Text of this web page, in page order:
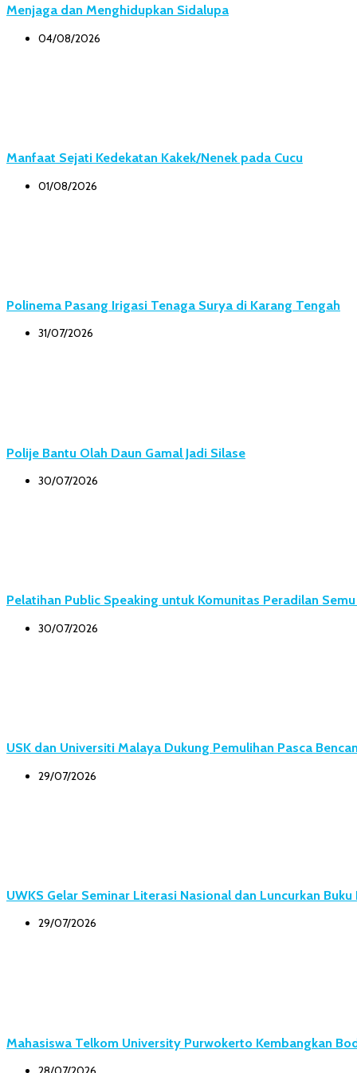
Menjaga dan Menghidupkan Sidalupa
04/08/2026
Manfaat Sejati Kedekatan Kakek/Nenek pada Cucu
01/08/2026
Polinema Pasang Irigasi Tenaga Surya di Karang Tengah
31/07/2026
Polije Bantu Olah Daun Gamal Jadi Silase
30/07/2026
Pelatihan Public Speaking untuk Komunitas Peradilan
30/07/2026
USK dan Universiti Malaya Dukung Pemulihan Pasca
29/07/2026
UWKS Gelar Seminar Literasi Nasional dan Luncurkan
29/07/2026
Mahasiswa Telkom University Purwokerto Kembangkan